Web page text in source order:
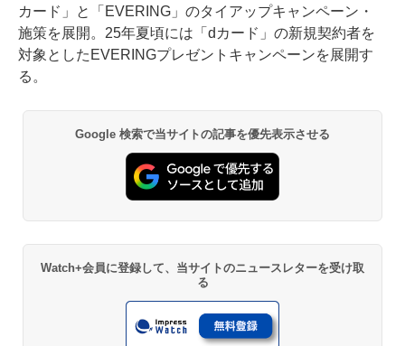
カード」と「EVERING」のタイアップキャンペーン・
施策を展開。25年夏頃には「dカード」の新規契約者を
対象としたEVERINGプレゼントキャンペーンを展開す
る。
Google 検索で当サイトの記事を優先表示させる
Watch+会員に登録して、当サイトのニュースレターを受け取
る